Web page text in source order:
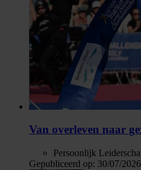
Van overleven naar
Persoonlijk
Gepubliceerd op: 30/07/2026